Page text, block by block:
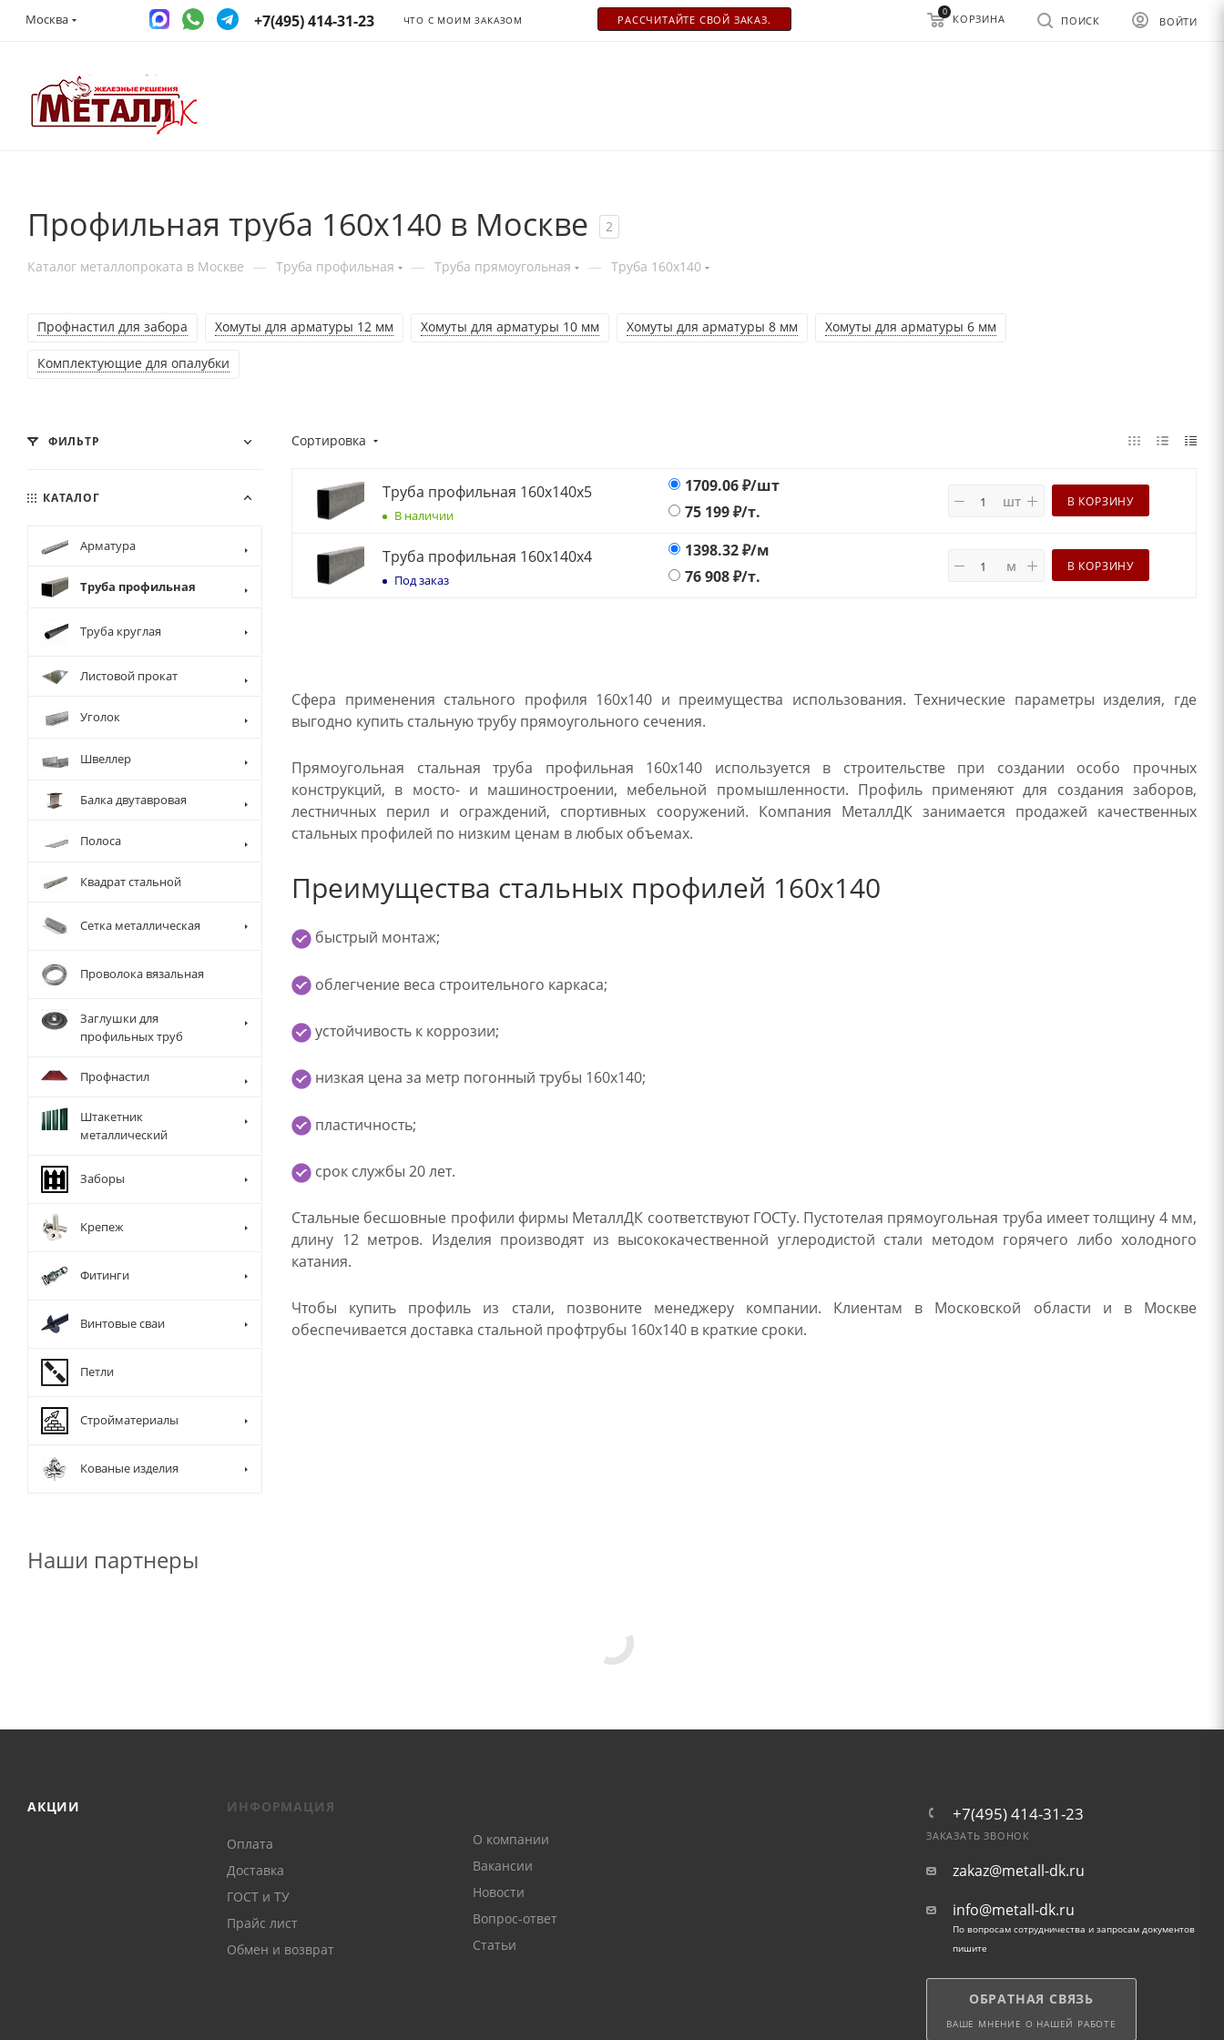
Москва +7(495) 414-31-23 ЧТО С МОИМ ЗАКАЗОМ РАСCЧИТАЙТЕ СВОЙ ЗАКАЗ. ВОЙТИ
ПОИСК
0
КОРЗИНА
Профильная труба 160x140 в Москве 2
Каталог металлопроката в Москве — Труба профильная — Труба прямоугольная — Труба 160x140
Профнастил для забора Хомуты для арматуры 12 мм Хомуты для арматуры 10 мм Хомуты для арматуры 8 мм Хомуты для арматуры 6 мм
Комплектующие для опалубки
Сортировка
Труба профильная 160х140x5
В наличии
1709.06₽/шт
75 199₽/т.
шт В КОРЗИНУ
Труба профильная 160х140x4
Под заказ
1398.32₽/м
76 908₽/т.
м В КОРЗИНУ
Сфера применения стального профиля 160х140 и преимущества использования. Технические параметры изделия, где
выгодно купить стальную трубу прямоугольного сечения.
Прямоугольная стальная труба профильная 160х140 используется в строительстве при создании особо прочных
конструкций, в мосто- и машиностроении, мебельной промышленности. Профиль применяют для создания заборов,
лестничных перил и ограждений, спортивных сооружений. Компания МеталлДК занимается продажей качественных
стальных профилей по низким ценам в любых объемах.
Преимущества стальных профилей 160х140
быстрый монтаж;
облегчение веса строительного каркаса;
устойчивость к коррозии;
низкая цена за метр погонный трубы 160х140;
пластичность;
срок службы 20 лет.
Стальные бесшовные профили фирмы МеталлДК соответствуют ГОСТу. Пустотелая прямоугольная труба имеет толщину 4 мм,
длину 12 метров. Изделия производят из высококачественной углеродистой стали методом горячего либо холодного
катания.
Чтобы купить профиль из стали, позвоните менеджеру компании. Клиентам в Московской области и в Москве
обеспечивается доставка стальной профтрубы 160х140 в краткие сроки.
ФИЛЬТР
КАТАЛОГ
Арматура
Труба профильная
Труба круглая
Листовой прокат
Уголок
Швеллер
Балка двутавровая
Полоса
Квадрат стальной
Сетка металлическая
Проволока вязальная
Заглушки для
профильных труб
Профнастил
Штакетник
металлический
Заборы
Крепеж
Фитинги
Винтовые сваи
Петли
Стройматериалы
Кованые изделия
Наши партнеры
АКЦИИ ИНФОРМАЦИЯ
Оплата
Доставка
ГОСТ и ТУ
Прайс лист
Обмен и возврат
О компании
Вакансии
Новости
Вопрос-ответ
Статьи
+7(495) 414-31-23
ЗАКАЗАТЬ ЗВОНОК
zakaz@metall-dk.ru
info@metall-dk.ru
По вопросам сотрудничества и запросам документов
пишите
ОБРАТНАЯ СВЯЗЬ
ВАШЕ МНЕНИЕ О НАШЕЙ РАБОТЕ